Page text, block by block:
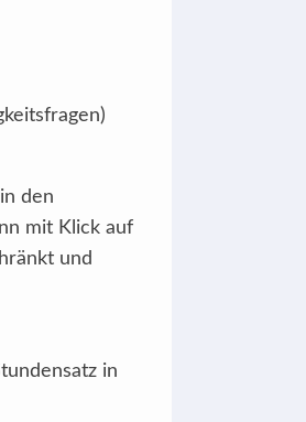
den
mit Klick auf
und
in